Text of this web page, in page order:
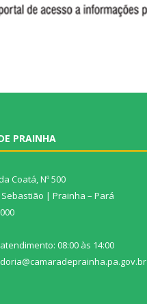
PRAINHA
Coatá, Nº 500
| Prainha – Pará
08:00 às 14:00